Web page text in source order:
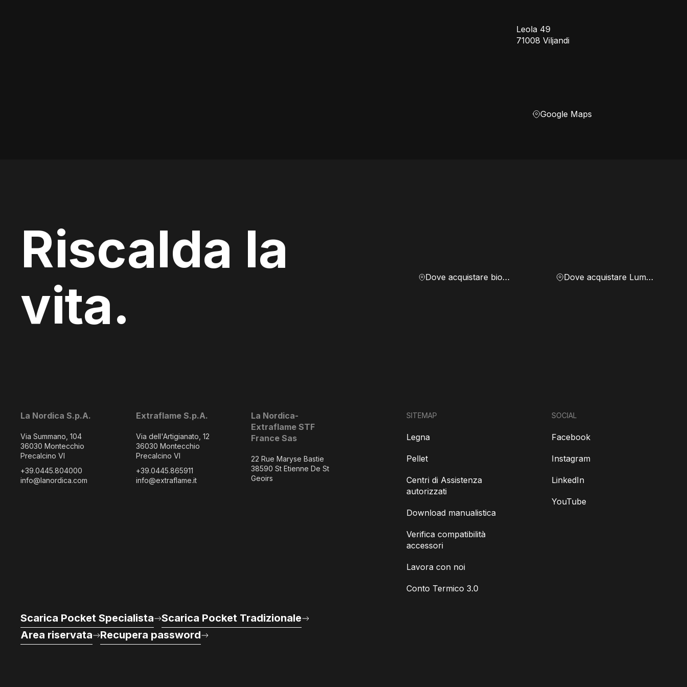
Leola 49
71008 Viljandi
Google Maps
Riscalda la
vita.
Dove acquistare biomassa Dove acquistare Lumen
La Nordica S.p.A.
Via Summano, 104
36030 Montecchio
Precalcino VI
+39.0445.804000
info@lanordica.com
Extraflame S.p.A.
Via dell'Artigianato, 12
36030 Montecchio
Precalcino VI
+39.0445.865911
info@extraflame.it
La Nordica-
Extraflame STF
France Sas
22 Rue Maryse Bastie
38590 St Etienne De St
Geoirs
Scarica Pocket Specialista
Scarica Pocket Tradizionale
Area riservata
Recupera password
SITEMAP
Legna
Pellet
Centri di Assistenza
autorizzati
Download manualistica
Verifica compatibilità
accessori
Lavora con noi
Conto Termico 3.0
SOCIAL
Facebook
Instagram
LinkedIn
YouTube